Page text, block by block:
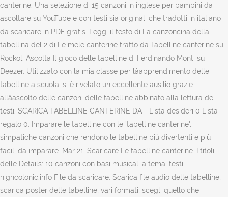
canterine. Una selezione di 15 canzoni in inglese per bambini da
ascoltare su YouTube e con testi sia originali che tradotti in italiano
da scaricare in PDF gratis. Leggi il testo di La canzoncina della
tabellina del 2 di Le mele canterine tratto da Tabelline canterine su
Rockol. Ascolta Il gioco delle tabelline di Ferdinando Monti su
Deezer. Utilizzato con la mia classe per lâapprendimento delle
tabelline a scuola, si è rivelato un eccellente ausilio grazie
allâascolto delle canzoni delle tabelline abbinato alla lettura dei
testi. SCARICA TABELLINE CANTERINE DA - Lista desideri 0 Lista
regalo 0. Imparare le tabelline con le 'tabelline canterine',
simpatiche canzoni che rendono le tabelline più divertenti e più
facili da imparare. Mar 21, Scaricare Le tabelline canterine. I titoli
delle Details: 10 canzoni con basi musicali a tema, testi
highcolonic.info File da scaricare. Scarica file audio delle tabelline,
scarica poster delle tabelline, vari formati, scegli quello che